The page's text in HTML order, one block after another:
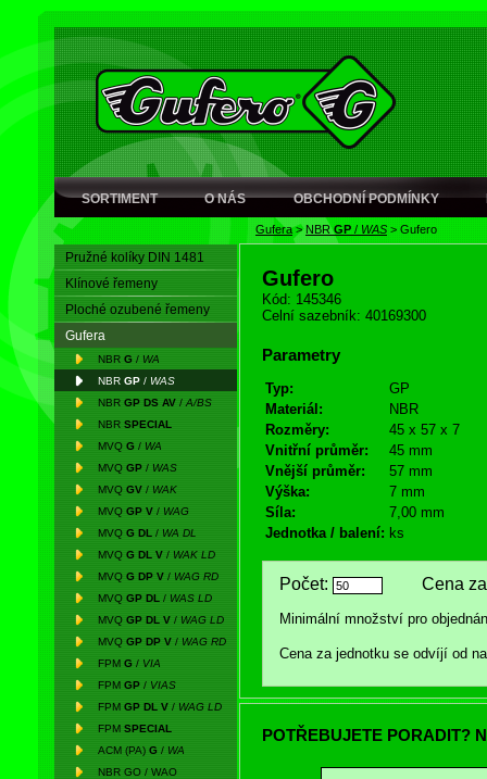
SORTIMENT O NÁS OBCHODNÍ PODMÍNKY
Gufera> NBRGP / WAS > Gufero
Pružné kolíky DIN 1481
Klínové řemeny
Ploché ozubené řemeny
Gufera
NBR G / WA
NBR GP / WAS
NBR GP DS AV / A/BS
NBR SPECIAL
MVQ G / WA
MVQ GP / WAS
MVQ GV / WAK
MVQ GP V / WAG
MVQ G DL / WA DL
MVQ G DL V / WAK LD
MVQ G DP V / WAG RD
MVQ GP DL / WAS LD
MVQ GP DL V / WAG LD
MVQ GP DP V / WAG RD
FPM G / VIA
FPM GP / VIAS
FPM GP DL V / WAG LD
FPM SPECIAL
ACM (PA) G / WA
NBR GO / WAO
Gufero
Kód: 145346
Celní sazebník: 40169300
Parametry
Typ:
GP
Materiál:
NBR
Rozměry:
45 x 57 x 7
Vnitřní průměr:
45 mm
Vnější průměr:
57 mm
Výška:
7 mm
Síla:
7,00 mm
Jednotka / balení: ks
Počet: Cena za
Minimální množství pro
Cena za jednotku se odvíjí od
POTŘEBUJETE PORADIT?